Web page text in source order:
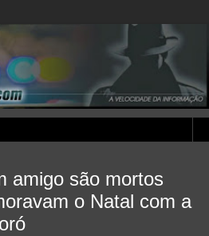
amigo são mortos
o Natal com a